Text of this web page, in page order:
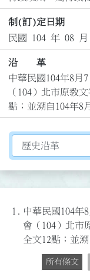
制(訂)定日期
民國 104 年 08
沿 革
中華民國104年8月
（104）北市原教
點；並溯自104年8
切換選擇法規資訊
1. 中華民國104年
會（104）北市
全文12點；並
所有條文